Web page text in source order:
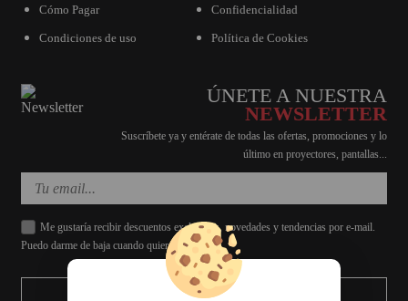
Cómo Pagar
Condiciones de uso
Confidencialidad
Política de Cookies
ÚNETE A NUESTRA
NEWSLETTER
Suscríbete ya y entérate de todas las ofertas, promociones y lo
último en proyectores, pantallas...
Me gustaría recibir descuentos exclusivos, novedades y tendencias por e-mail.
Puedo darme de baja cuando quiera.